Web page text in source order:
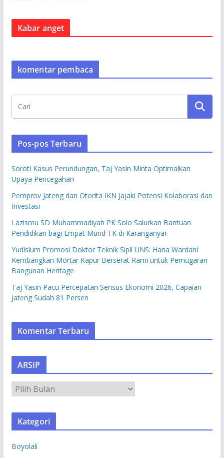
Kabar anget
komentar pembaca
Pos-pos Terbaru
Soroti Kasus Perundungan, Taj Yasin Minta Optimalkan
Upaya Pencegahan
Pemprov Jateng dan Otorita IKN Jajaki Potensi Kolaborasi dan
Investasi
Lazismu SD Muhammadiyah PK Solo Salurkan Bantuan
Pendidikan bagi Empat Murid TK di Karanganyar
Yudisium Promosi Doktor Teknik Sipil UNS: Hana Wardani
Kembangkan Mortar Kapur Berserat Rami untuk Pemugaran
Bangunan Heritage
Taj Yasin Pacu Percepatan Sensus Ekonomi 2026, Capaian
Jateng Sudah 81 Persen
Komentar Terbaru
ARSIP
R
S
Kategori
Boyolali